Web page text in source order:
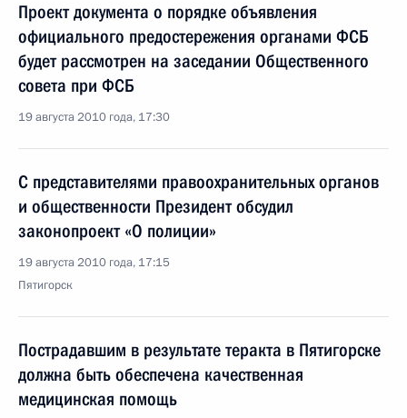
Проект документа о порядке объявления
официального предостережения органами ФСБ
будет рассмотрен на заседании Общественного
совета при ФСБ
19 августа 2010 года, 17:30
С представителями правоохранительных органов
и общественности Президент обсудил
законопроект «О полиции»
19 августа 2010 года, 17:15
Пятигорск
Пострадавшим в результате теракта в Пятигорске
должна быть обеспечена качественная
медицинская помощь